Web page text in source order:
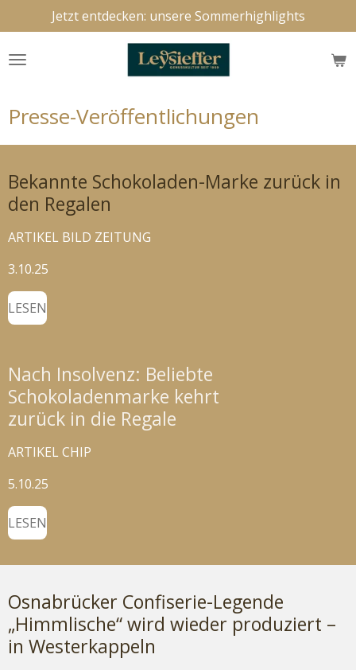
Hauptinhalt
springen
Jetzt entdecken: unsere Sommerhighlights
Presse-Veröffentlichungen
Bekannte Schokoladen-Marke zurück in
den Regalen
ARTIKEL BILD ZEITUNG
3.10.25
LESEN
Nach Insolvenz: Beliebte
Schokoladenmarke kehrt
zurück in die Regale
ARTIKEL CHIP
5.10.25
LESEN
Osnabrücker Confiserie-Legende
„Himmlische“ wird wieder produziert –
in Westerkappeln